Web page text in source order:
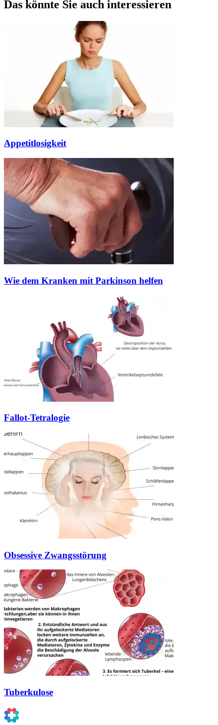
Das könnte Sie auch interessieren
Appetitlosigkeit
Wie dem Kranken mit Parkinson helfen
Fallot-Tetralogie
Obsessive Zwangsstörung
Tuberkulose